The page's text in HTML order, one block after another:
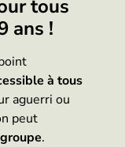
tous
ans !
à tous
aguerri ou
peut
.